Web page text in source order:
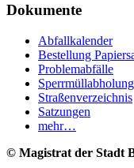
Dokumente
Abfallkalender
Bestellung
Problemabfälle
Straßenverzeichnis
Satzungen
mehr…
© Magistrat der Stadt